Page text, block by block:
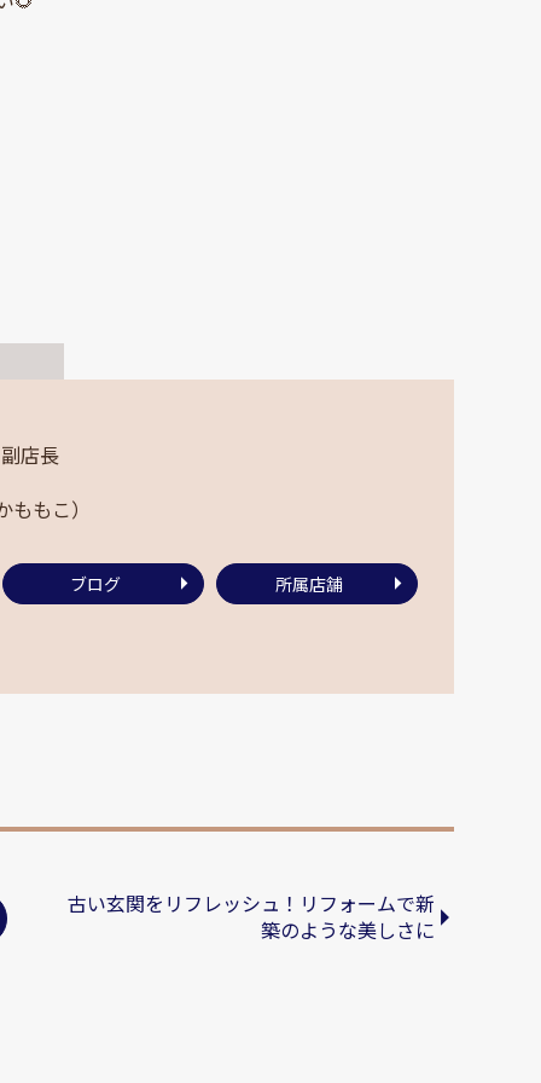
店長
もこ）
ブログ 所属店舗
古い玄関をリフレッシュ！リフォームで新
築のような美しさに